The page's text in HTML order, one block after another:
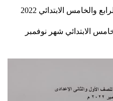
الابتدائي 2022
الابتدائي شهر نوفمبر